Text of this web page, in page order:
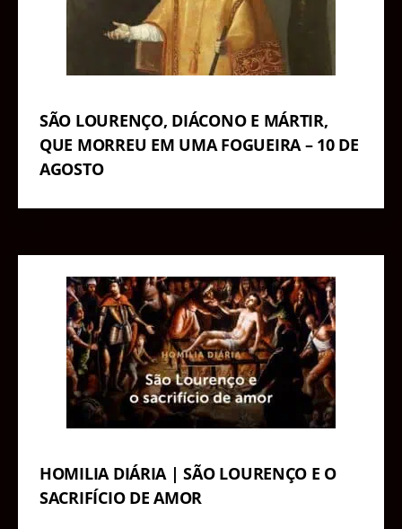
SÃO LOURENÇO, DIÁCONO E MÁRTIR,
QUE MORREU EM UMA FOGUEIRA – 10 DE
AGOSTO
HOMILIA DIÁRIA | SÃO LOURENÇO E O
SACRIFÍCIO DE AMOR